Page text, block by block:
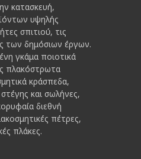
κατασκευή,
υψηλής
σπιτιού, τις
των δημόσιων έργων.
γκάμα ποιοτικά
πλακόστρωτα
κράσπεδα,
και σωλήνες,
διεθνή
πέτρες,
πλάκες.